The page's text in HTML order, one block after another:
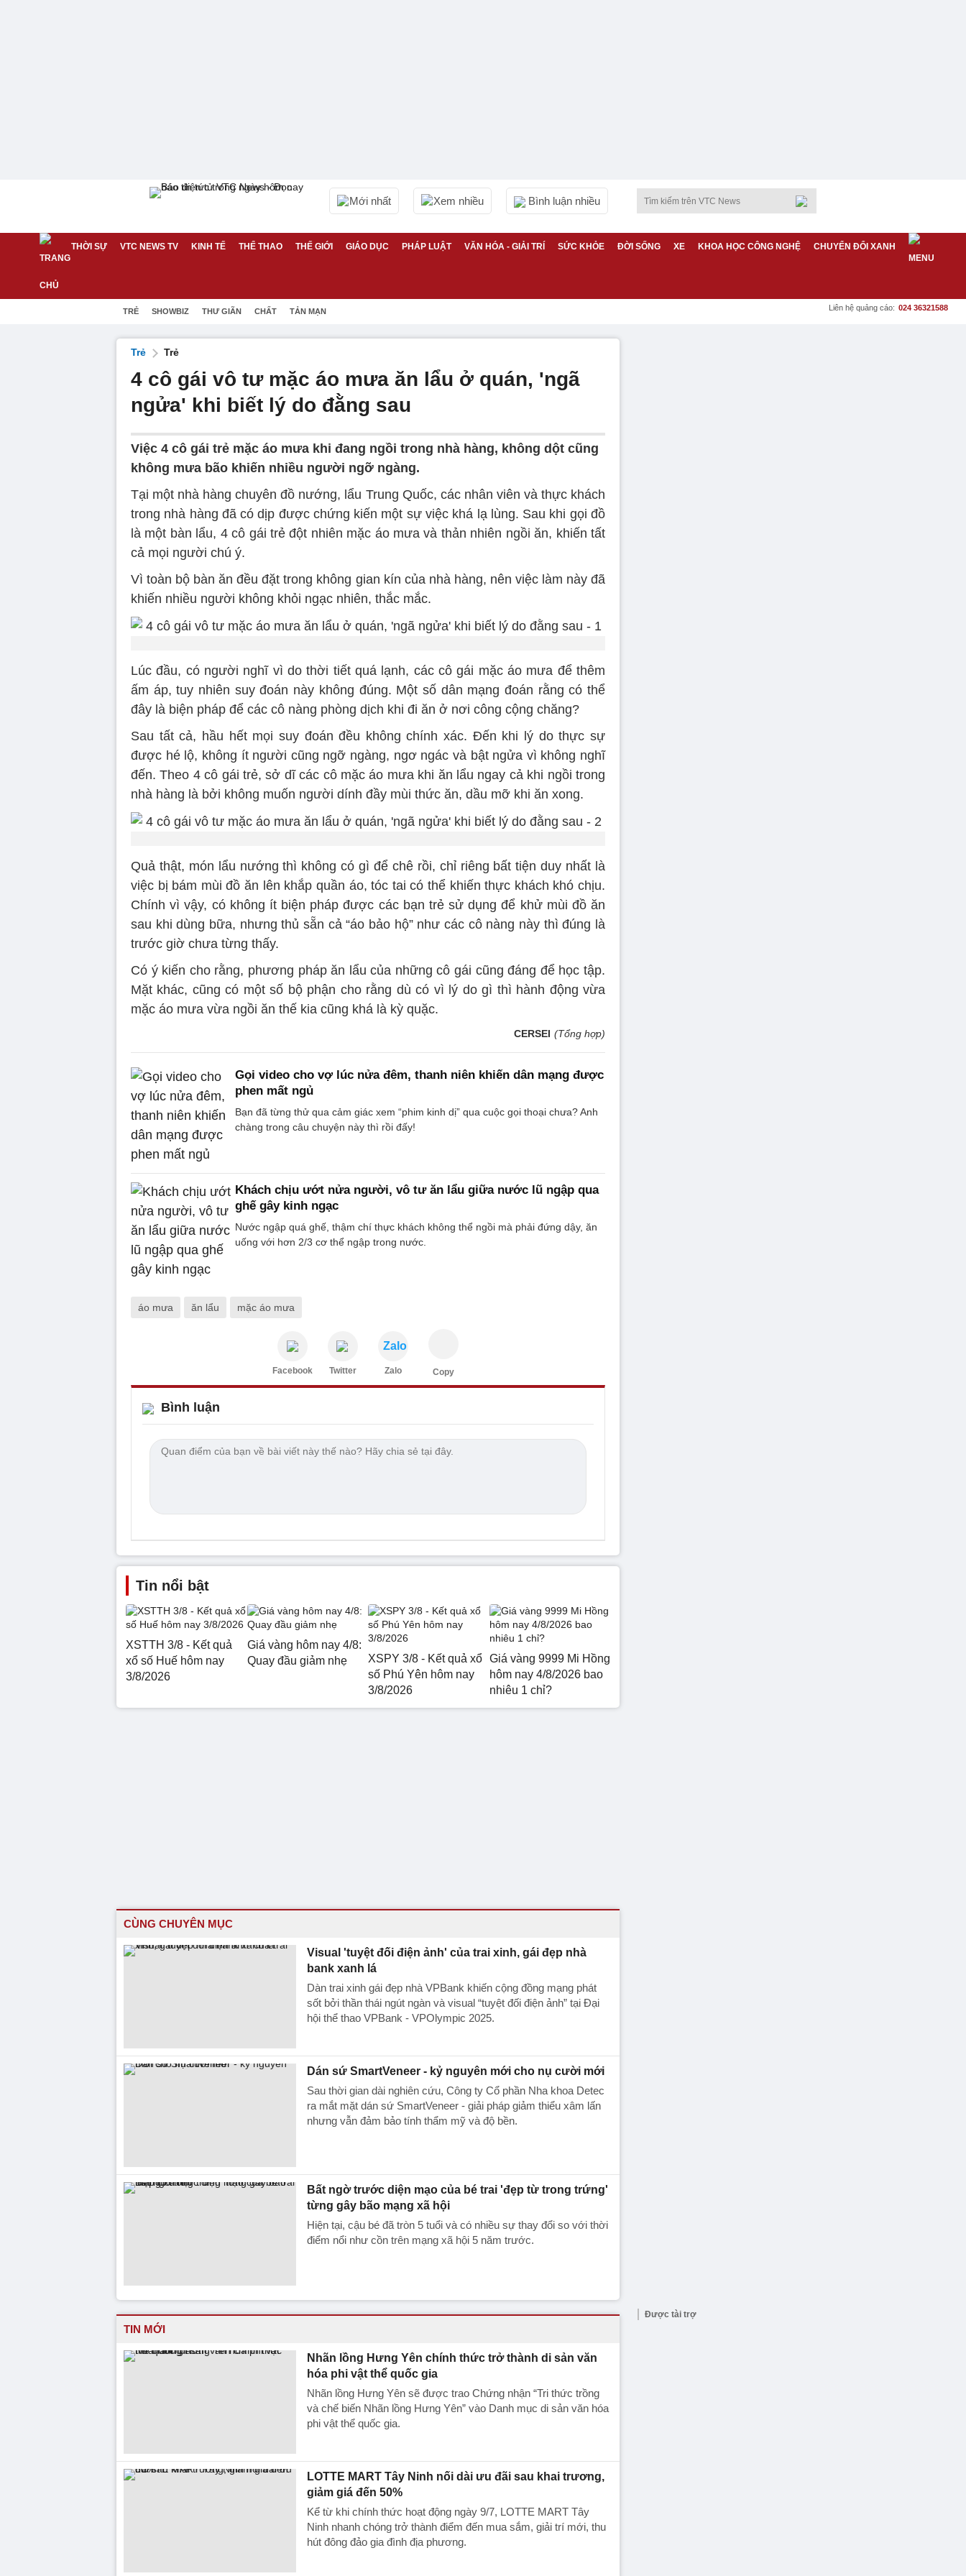
Mới nhất Xem nhiều Bình luận nhiều
THỜI SỰ VTC NEWS TV KINH TẾ THỂ THAO THẾ GIỚI GIÁO DỤC PHÁP LUẬT VĂN HÓA - GIẢI TRÍ SỨC KHỎE ĐỜI SỐNG XE KHOA HỌC CÔNG NGHỆ CHUYỂN ĐỔI XANH
TRẺ SHOWBIZ THƯ GIÃN CHẤT TẢN MẠN Liên hệ quảng cáo: 024 36321588
Trẻ Trẻ
4 cô gái vô tư mặc áo mưa ăn lẩu ở quán, 'ngã
ngửa' khi biết lý do đằng sau
Việc 4 cô gái trẻ mặc áo mưa khi đang ngồi trong nhà hàng, không dột cũng
không mưa bão khiến nhiều người ngỡ ngàng.
Tại một nhà hàng chuyên đồ nướng, lẩu Trung Quốc, các nhân viên và thực khách
trong nhà hàng đã có dịp được chứng kiến một sự việc khá lạ lùng. Sau khi gọi đồ
là một bàn lẩu, 4 cô gái trẻ đột nhiên mặc áo mưa và thản nhiên ngồi ăn, khiến tất
cả mọi người chú ý.
Vì toàn bộ bàn ăn đều đặt trong không gian kín của nhà hàng, nên việc làm này đã
khiến nhiều người không khỏi ngạc nhiên, thắc mắc.
Lúc đầu, có người nghĩ vì do thời tiết quá lạnh, các cô gái mặc áo mưa để thêm
ấm áp, tuy nhiên suy đoán này không đúng. Một số dân mạng đoán rằng có thể
đây là biện pháp để các cô nàng phòng dịch khi đi ăn ở nơi công cộng chăng?
Sau tất cả, hầu hết mọi suy đoán đều không chính xác. Đến khi lý do thực sự
được hé lộ, không ít người cũng ngỡ ngàng, ngơ ngác và bật ngửa vì không nghĩ
đến. Theo 4 cô gái trẻ, sở dĩ các cô mặc áo mưa khi ăn lẩu ngay cả khi ngồi trong
nhà hàng là bởi không muốn người dính đầy mùi thức ăn, dầu mỡ khi ăn xong.
Quả thật, món lẩu nướng thì không có gì để chê rồi, chỉ riêng bất tiện duy nhất là
việc bị bám mùi đồ ăn lên khắp quần áo, tóc tai có thể khiến thực khách khó chịu.
Chính vì vậy, có không ít biện pháp được các bạn trẻ sử dụng để khử mùi đồ ăn
sau khi dùng bữa, nhưng thủ sẵn cả “áo bảo hộ” như các cô nàng này thì đúng là
trước giờ chưa từng thấy.
Có ý kiến cho rằng, phương pháp ăn lẩu của những cô gái cũng đáng để học tập.
Mặt khác, cũng có một số bộ phận cho rằng dù có vì lý do gì thì hành động vừa
mặc áo mưa vừa ngồi ăn thế kia cũng khá là kỳ quặc.
CERSEI (Tổng hợp)
Gọi video cho vợ lúc nửa đêm, thanh niên khiến dân mạng được
phen mất ngủ
Bạn đã từng thử qua cảm giác xem “phim kinh dị” qua cuộc gọi thoại chưa? Anh
chàng trong câu chuyện này thì rồi đấy!
Khách chịu ướt nửa người, vô tư ăn lẩu giữa nước lũ ngập qua
ghế gây kinh ngạc
Nước ngập quá ghế, thậm chí thực khách không thể ngồi mà phải đứng dậy, ăn
uống với hơn 2/3 cơ thể ngập trong nước.
áo mưa ăn lẩu mặc áo mưa
Facebook Twitter
Zalo
Zalo Copy
Bình luận
Tin nổi bật
XSTTH 3/8 - Kết quả
xổ số Huế hôm nay
3/8/2026
Giá vàng hôm nay 4/8:
Quay đầu giảm nhẹ
XSPY 3/8 - Kết quả xổ
số Phú Yên hôm nay
3/8/2026
Giá vàng 9999 Mi Hồng
hôm nay 4/8/2026 bao
nhiêu 1 chỉ?
CÙNG CHUYÊN MỤC
Visual 'tuyệt đối điện ảnh' của trai xinh, gái đẹp nhà
bank xanh lá
Dàn trai xinh gái đẹp nhà VPBank khiến cộng đồng mạng phát
sốt bởi thần thái ngút ngàn và visual “tuyệt đối điện ảnh” tại Đại
hội thể thao VPBank - VPOlympic 2025.
Dán sứ SmartVeneer - kỷ nguyên mới cho nụ cười mới
Sau thời gian dài nghiên cứu, Công ty Cổ phần Nha khoa Detec
ra mắt mặt dán sứ SmartVeneer - giải pháp giảm thiểu xâm lấn
nhưng vẫn đảm bảo tính thẩm mỹ và độ bền.
Bất ngờ trước diện mạo của bé trai 'đẹp từ trong trứng'
từng gây bão mạng xã hội
Hiện tại, cậu bé đã tròn 5 tuổi và có nhiều sự thay đổi so với thời
điểm nổi như cồn trên mạng xã hội 5 năm trước.
TIN MỚI
Nhãn lồng Hưng Yên chính thức trở thành di sản văn
hóa phi vật thể quốc gia
Nhãn lồng Hưng Yên sẽ được trao Chứng nhận “Tri thức trồng
và chế biến Nhãn lồng Hưng Yên” vào Danh mục di sản văn hóa
phi vật thể quốc gia.
LOTTE MART Tây Ninh nối dài ưu đãi sau khai trương,
giảm giá đến 50%
Kể từ khi chính thức hoạt động ngày 9/7, LOTTE MART Tây
Ninh nhanh chóng trở thành điểm đến mua sắm, giải trí mới, thu
hút đông đảo gia đình địa phương.
Được tài trợ